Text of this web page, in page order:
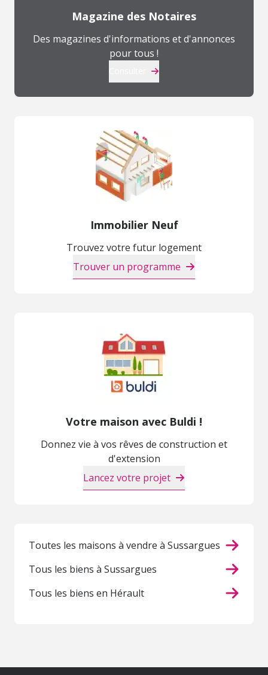
Magazine des Notaires
Des magazines d'informations et d'annonces
pour tous !
Immobilier Neuf
Trouvez votre futur logement
Trouver un programme
Votre maison avec Buldi !
Donnez vie à vos rêves de construction et
d'extension
Lancez votre projet
Toutes les maisons à vendre à Sussargues
Tous les biens à Sussargues
Tous les biens en Hérault